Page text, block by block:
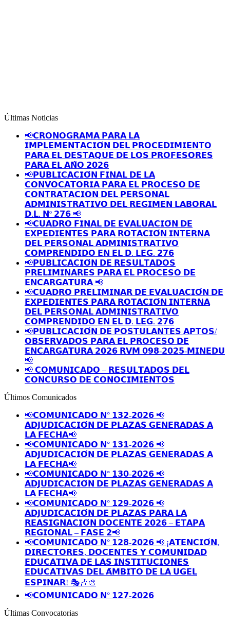
Últimas Noticias
📢𝗖𝗥𝗢𝗡𝗢𝗚𝗥𝗔𝗠𝗔 𝗣𝗔𝗥𝗔 𝗟𝗔
𝗜𝗠𝗣𝗟𝗘𝗠𝗘𝗡𝗧𝗔𝗖𝗜𝗢́𝗡 𝗗𝗘𝗟 𝗣𝗥𝗢𝗖𝗘𝗗𝗜𝗠𝗜𝗘𝗡𝗧𝗢
𝗣𝗔𝗥𝗔 𝗘𝗟 𝗗𝗘𝗦𝗧𝗔𝗤𝗨𝗘 𝗗𝗘 𝗟𝗢𝗦 𝗣𝗥𝗢𝗙𝗘𝗦𝗢𝗥𝗘𝗦
𝗣𝗔𝗥𝗔 𝗘𝗟 𝗔𝗡̃𝗢 𝟮𝟬𝟮𝟲
📢𝗣𝗨𝗕𝗟𝗜𝗖𝗔𝗖𝗜𝗢́𝗡 𝗙𝗜𝗡𝗔𝗟 𝗗𝗘 𝗟𝗔
𝗖𝗢𝗡𝗩𝗢𝗖𝗔𝗧𝗢𝗥𝗜𝗔 𝗣𝗔𝗥𝗔 𝗘𝗟 𝗣𝗥𝗢𝗖𝗘𝗦𝗢 𝗗𝗘
𝗖𝗢𝗡𝗧𝗥𝗔𝗧𝗔𝗖𝗜𝗢𝗡 𝗗𝗘𝗟 𝗣𝗘𝗥𝗦𝗢𝗡𝗔𝗟
𝗔𝗗𝗠𝗜𝗡𝗜𝗦𝗧𝗥𝗔𝗧𝗜𝗩𝗢 𝗗𝗘𝗟 𝗥𝗘𝗚𝗜𝗠𝗘𝗡 𝗟𝗔𝗕𝗢𝗥𝗔𝗟
𝗗.𝗟. 𝗡º 𝟮𝟳𝟲 📢
📢𝗖𝗨𝗔𝗗𝗥𝗢 𝗙𝗜𝗡𝗔𝗟 𝗗𝗘 𝗘𝗩𝗔𝗟𝗨𝗔𝗖𝗜𝗢́𝗡 𝗗𝗘
𝗘𝗫𝗣𝗘𝗗𝗜𝗘𝗡𝗧𝗘𝗦 𝗣𝗔𝗥𝗔 𝗥𝗢𝗧𝗔𝗖𝗜𝗢́𝗡 𝗜𝗡𝗧𝗘𝗥𝗡𝗔
𝗗𝗘𝗟 𝗣𝗘𝗥𝗦𝗢𝗡𝗔𝗟 𝗔𝗗𝗠𝗜𝗡𝗜𝗦𝗧𝗥𝗔𝗧𝗜𝗩𝗢
𝗖𝗢𝗠𝗣𝗥𝗘𝗡𝗗𝗜𝗗𝗢 𝗘𝗡 𝗘𝗟 𝗗. 𝗟𝗘𝗚. 𝟮𝟳𝟲
📢𝗣𝗨𝗕𝗟𝗜𝗖𝗔𝗖𝗜𝗢́𝗡 𝗗𝗘 𝗥𝗘𝗦𝗨𝗟𝗧𝗔𝗗𝗢𝗦
𝗣𝗥𝗘𝗟𝗜𝗠𝗜𝗡𝗔𝗥𝗘𝗦 𝗣𝗔𝗥𝗔 𝗘𝗟 𝗣𝗥𝗢𝗖𝗘𝗦𝗢 𝗗𝗘
𝗘𝗡𝗖𝗔𝗥𝗚𝗔𝗧𝗨𝗥𝗔 📢
📢𝗖𝗨𝗔𝗗𝗥𝗢 𝗣𝗥𝗘𝗟𝗜𝗠𝗜𝗡𝗔𝗥 𝗗𝗘 𝗘𝗩𝗔𝗟𝗨𝗔𝗖𝗜𝗢́𝗡 𝗗𝗘
𝗘𝗫𝗣𝗘𝗗𝗜𝗘𝗡𝗧𝗘𝗦 𝗣𝗔𝗥𝗔 𝗥𝗢𝗧𝗔𝗖𝗜𝗢́𝗡 𝗜𝗡𝗧𝗘𝗥𝗡𝗔
𝗗𝗘𝗟 𝗣𝗘𝗥𝗦𝗢𝗡𝗔𝗟 𝗔𝗗𝗠𝗜𝗡𝗜𝗦𝗧𝗥𝗔𝗧𝗜𝗩𝗢
𝗖𝗢𝗠𝗣𝗥𝗘𝗡𝗗𝗜𝗗𝗢 𝗘𝗡 𝗘𝗟 𝗗. 𝗟𝗘𝗚. 𝟮𝟳𝟲
📢𝗣𝗨𝗕𝗟𝗜𝗖𝗔𝗖𝗜𝗢́𝗡 𝗗𝗘 𝗣𝗢𝗦𝗧𝗨𝗟𝗔𝗡𝗧𝗘𝗦 𝗔𝗣𝗧𝗢𝗦/
𝗢𝗕𝗦𝗘𝗥𝗩𝗔𝗗𝗢𝗦 𝗣𝗔𝗥𝗔 𝗘𝗟 𝗣𝗥𝗢𝗖𝗘𝗦𝗢 𝗗𝗘
𝗘𝗡𝗖𝗔𝗥𝗚𝗔𝗧𝗨𝗥𝗔 𝟮𝟬𝟮𝟲 𝗥𝗩𝗠 𝟬𝟵𝟴-𝟮𝟬𝟮𝟱-𝗠𝗜𝗡𝗘𝗗𝗨
📢
📢 𝗖𝗢𝗠𝗨𝗡𝗜𝗖𝗔𝗗𝗢 – 𝗥𝗘𝗦𝗨𝗟𝗧𝗔𝗗𝗢𝗦 𝗗𝗘𝗟
𝗖𝗢𝗡𝗖𝗨𝗥𝗦𝗢 𝗗𝗘 𝗖𝗢𝗡𝗢𝗖𝗜𝗠𝗜𝗘𝗡𝗧𝗢𝗦
Últimos Comunicados
📢𝗖𝗢𝗠𝗨𝗡𝗜𝗖𝗔𝗗𝗢 𝗡° 𝟭𝟯𝟮-𝟮𝟬𝟮𝟲 📢
𝗔𝗗𝗝𝗨𝗗𝗜𝗖𝗔𝗖𝗜𝗢́𝗡 𝗗𝗘 𝗣𝗟𝗔𝗭𝗔𝗦 𝗚𝗘𝗡𝗘𝗥𝗔𝗗𝗔𝗦 𝗔
𝗟𝗔 𝗙𝗘𝗖𝗛𝗔📢
📢𝗖𝗢𝗠𝗨𝗡𝗜𝗖𝗔𝗗𝗢 𝗡° 𝟭𝟯𝟭-𝟮𝟬𝟮𝟲 📢
𝗔𝗗𝗝𝗨𝗗𝗜𝗖𝗔𝗖𝗜𝗢́𝗡 𝗗𝗘 𝗣𝗟𝗔𝗭𝗔𝗦 𝗚𝗘𝗡𝗘𝗥𝗔𝗗𝗔𝗦 𝗔
𝗟𝗔 𝗙𝗘𝗖𝗛𝗔📢
📢𝗖𝗢𝗠𝗨𝗡𝗜𝗖𝗔𝗗𝗢 𝗡° 𝟭𝟯𝟬-𝟮𝟬𝟮𝟲 📢
𝗔𝗗𝗝𝗨𝗗𝗜𝗖𝗔𝗖𝗜𝗢́𝗡 𝗗𝗘 𝗣𝗟𝗔𝗭𝗔𝗦 𝗚𝗘𝗡𝗘𝗥𝗔𝗗𝗔𝗦 𝗔
𝗟𝗔 𝗙𝗘𝗖𝗛𝗔📢
📢𝗖𝗢𝗠𝗨𝗡𝗜𝗖𝗔𝗗𝗢 𝗡° 𝟭𝟮𝟵-𝟮𝟬𝟮𝟲 📢
𝗔𝗗𝗝𝗨𝗗𝗜𝗖𝗔𝗖𝗜𝗢́𝗡 𝗗𝗘 𝗣𝗟𝗔𝗭𝗔𝗦 𝗣𝗔𝗥𝗔 𝗟𝗔
𝗥𝗘𝗔𝗦𝗜𝗚𝗡𝗔𝗖𝗜𝗢́𝗡 𝗗𝗢𝗖𝗘𝗡𝗧𝗘 𝟮𝟬𝟮𝟲 – 𝗘𝗧𝗔𝗣𝗔
𝗥𝗘𝗚𝗜𝗢𝗡𝗔𝗟 – 𝗙𝗔𝗦𝗘 𝟮📢
📢𝗖𝗢𝗠𝗨𝗡𝗜𝗖𝗔𝗗𝗢 𝗡° 𝟭𝟮𝟴-𝟮𝟬𝟮𝟲 📢 ¡𝗔𝗧𝗘𝗡𝗖𝗜𝗢́𝗡,
𝗗𝗜𝗥𝗘𝗖𝗧𝗢𝗥𝗘𝗦, 𝗗𝗢𝗖𝗘𝗡𝗧𝗘𝗦 𝗬 𝗖𝗢𝗠𝗨𝗡𝗜𝗗𝗔𝗗
𝗘𝗗𝗨𝗖𝗔𝗧𝗜𝗩𝗔 𝗗𝗘 𝗟𝗔𝗦 𝗜𝗡𝗦𝗧𝗜𝗧𝗨𝗖𝗜𝗢𝗡𝗘𝗦
𝗘𝗗𝗨𝗖𝗔𝗧𝗜𝗩𝗔𝗦 𝗗𝗘𝗟 𝗔́𝗠𝗕𝗜𝗧𝗢 𝗗𝗘 𝗟𝗔 𝗨𝗚𝗘𝗟
𝗘𝗦𝗣𝗜𝗡𝗔𝗥! 🎭🎶🎨
📢𝗖𝗢𝗠𝗨𝗡𝗜𝗖𝗔𝗗𝗢 𝗡° 𝟭𝟮𝟳-𝟮𝟬𝟮𝟲
Últimas Convocatorias